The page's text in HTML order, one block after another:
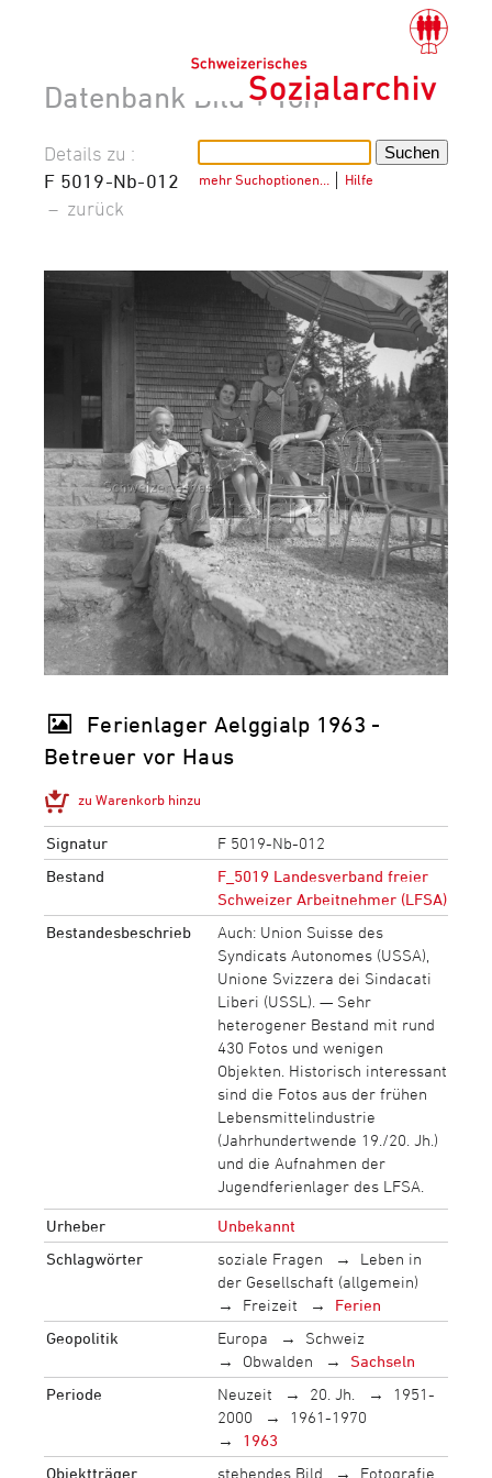
Datenbank Bild + Ton
mehr Suchoptionen… Hilfe
Details zu :
F 5019-Nb-012
– zurück
Ferienlager Aelggialp 1963 -
Betreuer vor Haus
zu Warenkorb hinzu
Signatur
F 5019-Nb-012
Bestand
F_5019 Landesverband freier
Schweizer Arbeitnehmer (LFSA)
Bestandesbeschrieb
Auch: Union Suisse des
Syndicats Autonomes (USSA),
Unione Svizzera dei Sindacati
Liberi (USSL). — Sehr
heterogener Bestand mit rund
430 Fotos und wenigen
Objekten. Historisch interessant
sind die Fotos aus der frühen
Lebensmittelindustrie
(Jahrhundertwende 19./20. Jh.)
und die Aufnahmen der
Jugendferienlager des LFSA.
Urheber
Unbekannt
Schlagwörter
soziale Fragen
Leben in
der Gesellschaft (allgemein)
Freizeit
Ferien
Geopolitik
Europa
Schweiz
Obwalden
Sachseln
Periode
Neuzeit 20. Jh.
1951-
2000
1961-1970
1963
Objektträger
stehendes Bild Fotografie